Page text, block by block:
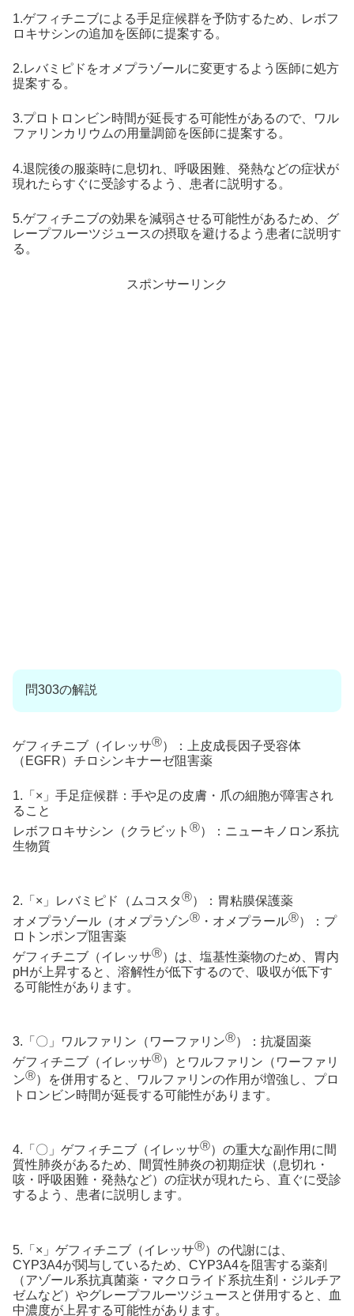
1.ゲフィチニブによる手足症候群を予防するため、レボフ
ロキサシンの追加を医師に提案する。
2.レバミピドをオメプラゾールに変更するよう医師に処方
提案する。
3.プロトロンビン時間が延長する可能性があるので、ワル
ファリンカリウムの用量調節を医師に提案する。
4.退院後の服薬時に息切れ、呼吸困難、発熱などの症状が
現れたらすぐに受診するよう、患者に説明する。
5.ゲフィチニブの効果を減弱させる可能性があるため、グ
レープフルーツジュースの摂取を避けるよう患者に説明す
る。
スポンサーリンク
問303の解説
ゲフィチニブ（イレッサⓇ）：上皮成長因子受容体
（EGFR）チロシンキナーゼ阻害薬
1.「×」手足症候群：手や足の皮膚・爪の細胞が障害され
ること
レボフロキサシン（クラビット Ⓡ）：ニューキノロン系抗
生物質
2.「×」レバミピド（ムコスタⓇ）：胃粘膜保護薬
オメプラゾール（オメプラゾンⓇ ・オメプラールⓇ）：プ
ロトンポンプ阻害薬
ゲフィチニブ（イレッサⓇ）は、塩基性薬物のため、胃内
pHが上昇すると、溶解性が低下するので、吸収が低下す
る可能性があります。
3.「〇」ワルファリン（ワーファリンⓇ）：抗凝固薬
ゲフィチニブ（イレッサⓇ）とワルファリン（ワーファリ
ンⓇ）を併用すると、ワルファリンの作用が増強し、プロ
トロンビン時間が延長する可能性があります。
4.「〇」ゲフィチニブ（イレッサⓇ）の重大な副作用に間
質性肺炎があるため、間質性肺炎の初期症状（息切れ・
咳・呼吸困難・発熱など）の症状が現れたら、直ぐに受診
するよう、患者に説明します。
5.「×」ゲフィチニブ（イレッサⓇ）の代謝には、
CYP3A4が関与しているため、CYP3A4を阻害する薬剤
（アゾール系抗真菌薬・マクロライド系抗生剤・ジルチア
ゼムなど）やグレープフルーツジュースと併用すると、血
中濃度が上昇する可能性があります。